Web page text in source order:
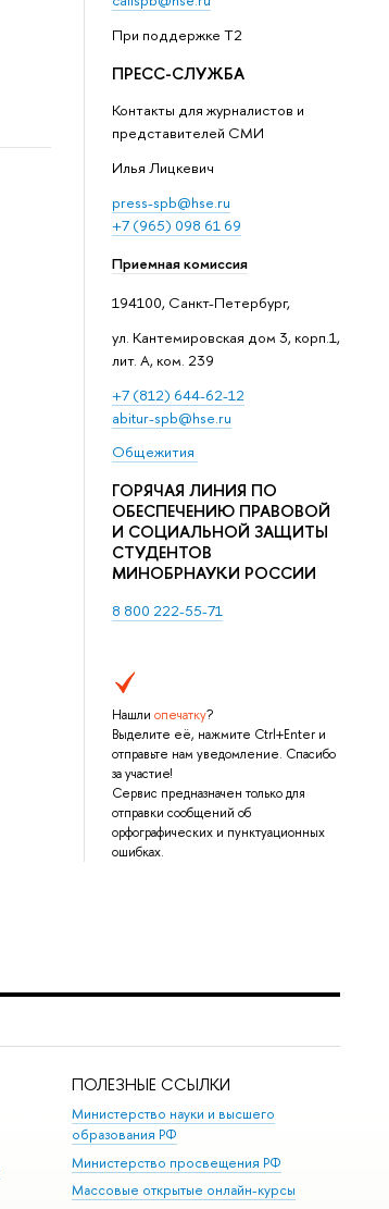
При поддержке T2
ПРЕСС-СЛУЖБА
Контакты для журналистов и
представителей СМИ
Илья Лицкевич
press-spb@hse.ru
+7 (965) 098 61 69
Приемная комиссия
194100, Санкт-Петербург,
ул. Кантемировская дом 3, корп.1,
лит. А, ком. 239
+7 (812) 644-62-12
abitur-spb@hse.ru
Общежития
ГОРЯЧАЯ ЛИНИЯ ПО
ОБЕСПЕЧЕНИЮ ПРАВОВОЙ
И СОЦИАЛЬНОЙ ЗАЩИТЫ
СТУДЕНТОВ
МИНОБРНАУКИ РОССИИ
8 800 222-55-71
Нашли опечатку?
Выделите её, нажмите Ctrl+Enter и
отправьте нам уведомление. Спасибо
за участие!
Сервис предназначен только для
отправки сообщений об
орфографических и пунктуационных
ошибках.
ПОЛЕЗНЫЕ ССЫЛКИ
Министерство науки и высшего
образования РФ
Министерство просвещения РФ
Массовые открытые онлайн-курсы